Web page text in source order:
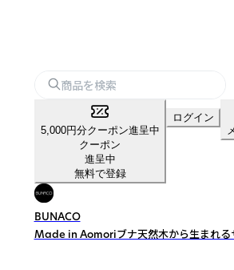
5,000円分クーポン進呈中
クーポン
進呈中
無料で登録
ログイン
BUNACO
Made in Aomoriブナ天然木から生まれる